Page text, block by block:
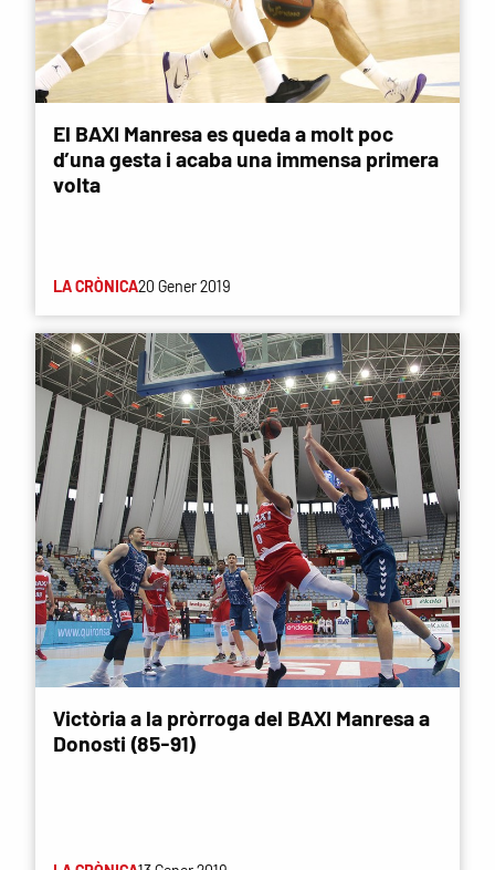
El BAXI Manresa es queda a molt poc
d’una gesta i acaba una immensa primera
volta
LA CRÒNICA20 Gener 2019
Victòria a la pròrroga del BAXI Manresa a
Donosti (85-91)